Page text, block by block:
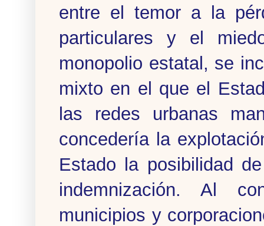
entre el temor a la
particulares y el
monopolio estatal, se
mixto en el que el
las redes urbanas
concedería la
Estado la posibilidad
indemnización. Al
municipios y